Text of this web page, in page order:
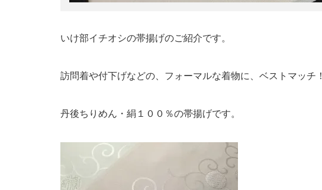
いけ部イチオシの帯揚げのご紹介です。
訪問着や付下げなどの、フォーマルな着物に、ベストマッチ！
丹後ちりめん・絹１００％の帯揚げです。